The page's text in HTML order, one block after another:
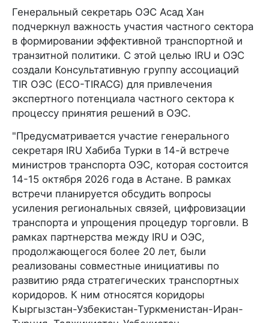
Генеральный секретарь ОЭС Асад Хан
подчеркнул важность участия частного сектора
в формировании эффективной транспортной и
транзитной политики. С этой целью IRU и ОЭС
создали Консультативную группу ассоциаций
TIR ОЭС (ECO-TIRACG) для привлечения
экспертного потенциала частного сектора к
процессу принятия решений в ОЭС.
"Предусматривается участие генерального
секретаря IRU Хабиба Турки в 14-й встрече
министров транспорта ОЭС, которая состоится
14-15 октября 2026 года в Астане. В рамках
встречи планируется обсудить вопросы
усиления региональных связей, цифровизации
транспорта и упрощения процедур торговли. В
рамках партнерства между IRU и ОЭС,
продолжающегося более 20 лет, были
реализованы совместные инициативы по
развитию ряда стратегических транспортных
коридоров. К ним относятся коридоры
Кыргызстан-Узбекистан-Туркменистан-Иран-